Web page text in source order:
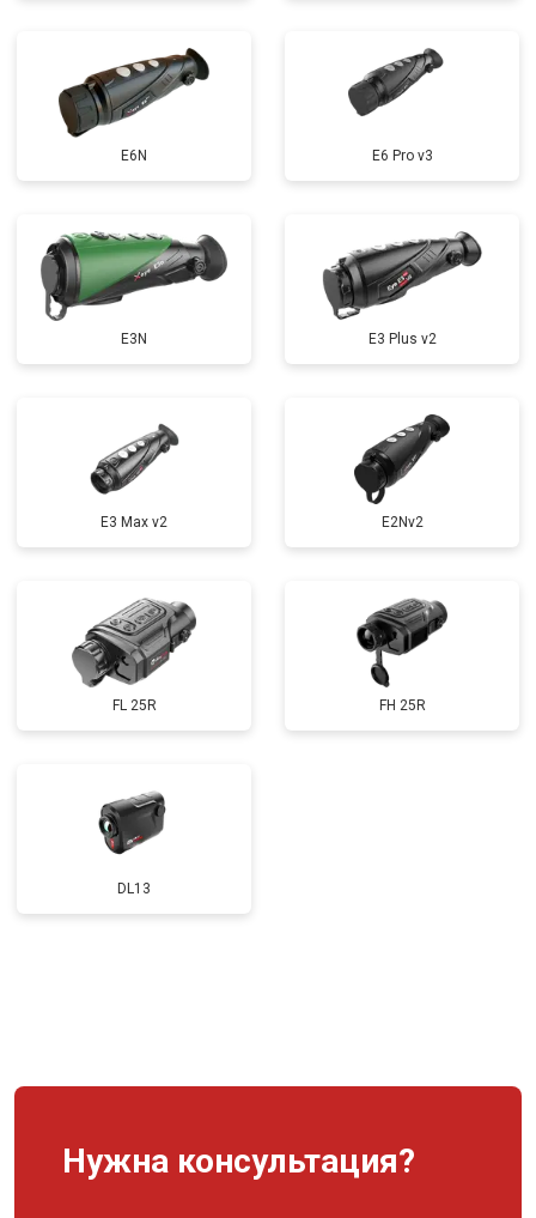
E6N E6 Pro v3
E3N E3 Plus v2
E3 Max v2 E2Nv2
FL 25R FH 25R
DL13
Нужна консультация?